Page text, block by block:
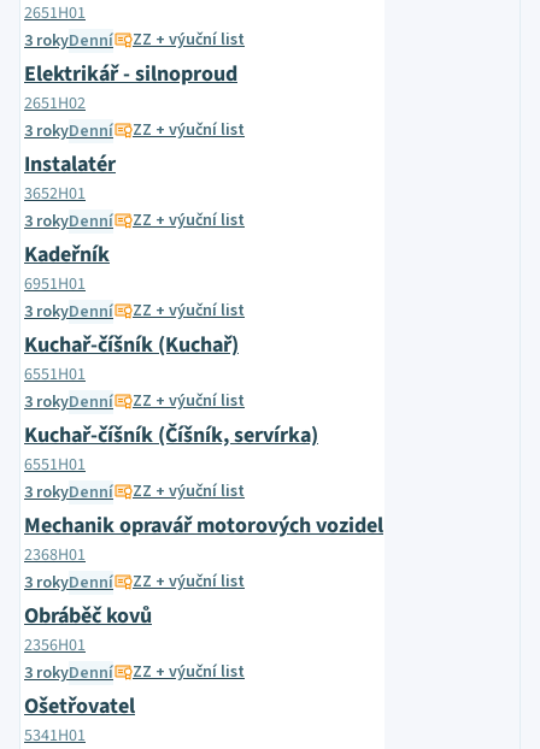
2651H01
3 rokyDenní ZZ + výuční list
Elektrikář - silnoproud
2651H02
3 rokyDenní ZZ + výuční list
Instalatér
3652H01
3 rokyDenní ZZ + výuční list
Kadeřník
6951H01
3 rokyDenní ZZ + výuční list
Kuchař-číšník (Kuchař)
6551H01
3 rokyDenní ZZ + výuční list
Kuchař-číšník (Číšník, servírka)
6551H01
3 rokyDenní ZZ + výuční list
Mechanik opravář motorových vozidel
2368H01
3 rokyDenní ZZ + výuční list
Obráběč kovů
2356H01
3 rokyDenní ZZ + výuční list
Ošetřovatel
5341H01